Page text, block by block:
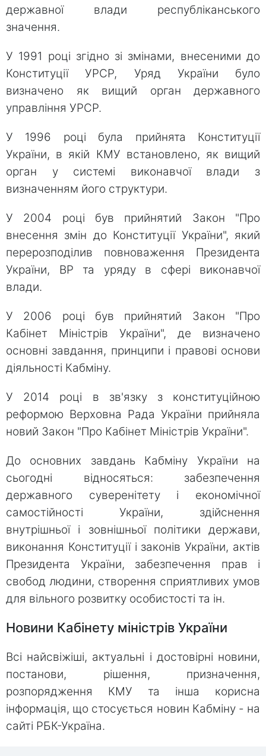
державної влади республіканського
значення.
У 1991 році згідно зі змінами, внесеними до
Конституції УРСР, Уряд України було
визначено як вищий орган державного
управління УРСР.
У 1996 році була прийнята Конституції
України, в якій КМУ встановлено, як вищий
орган у системі виконавчої влади з
визначенням його структури.
У 2004 році був прийнятий Закон "Про
внесення змін до Конституції України", який
перерозподілив повноваження Президента
України, ВР та уряду в сфері виконавчої
влади.
У 2006 році був прийнятий Закон "Про
Кабінет Міністрів України", де визначено
основні завдання, принципи і правові основи
діяльності Кабміну.
У 2014 році в зв'язку з конституційною
реформою Верховна Рада України прийняла
новий Закон "Про Кабінет Міністрів України".
До основних завдань Кабміну України на
сьогодні відносяться: забезпечення
державного суверенітету і економічної
самостійності України, здійснення
внутрішньої і зовнішньої політики держави,
виконання Конституції і законів України, актів
Президента України, забезпечення прав і
свобод людини, створення сприятливих умов
для вільного розвитку особистості та ін.
Новини Кабінету міністрів України
Всі найсвіжіші, актуальні і достовірні новини,
постанови, рішення, призначення,
розпорядження КМУ та інша корисна
інформація, що стосується новин Кабміну - на
сайті РБК-Україна.